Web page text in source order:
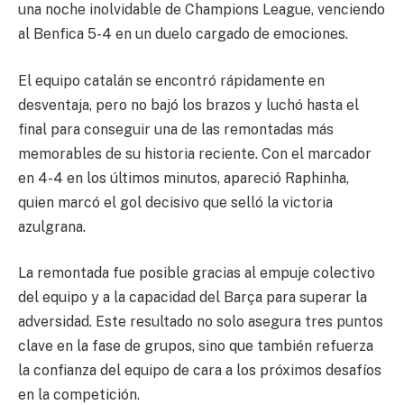
una noche inolvidable de Champions League, venciendo
al Benfica 5-4 en un duelo cargado de emociones.
El equipo catalán se encontró rápidamente en
desventaja, pero no bajó los brazos y luchó hasta el
final para conseguir una de las remontadas más
memorables de su historia reciente. Con el marcador
en 4-4 en los últimos minutos, apareció Raphinha,
quien marcó el gol decisivo que selló la victoria
azulgrana.
La remontada fue posible gracias al empuje colectivo
del equipo y a la capacidad del Barça para superar la
adversidad. Este resultado no solo asegura tres puntos
clave en la fase de grupos, sino que también refuerza
la confianza del equipo de cara a los próximos desafíos
en la competición.